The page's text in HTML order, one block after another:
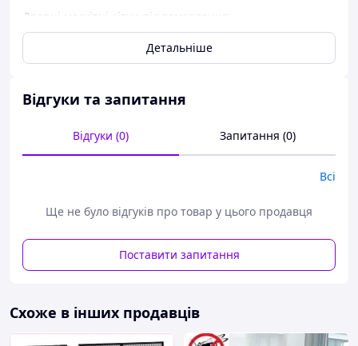
Дверні москітні сітки під замовлення
Ролетні москітні сітки.
Вартість сіток білихплощою до 0,7кв.м. - 300грн/шт,
Вартість сіток коричневихплощою до 0,7кв.м. -
більше 0,7кв.м. - 490грн/кв.м.
Детальніше
Відгуки та запитання
Відгуки (0) Запитання (0)
Всі
Ще не було відгуків про товар у цього продавця
Поставити запитання
Схоже в інших продавців